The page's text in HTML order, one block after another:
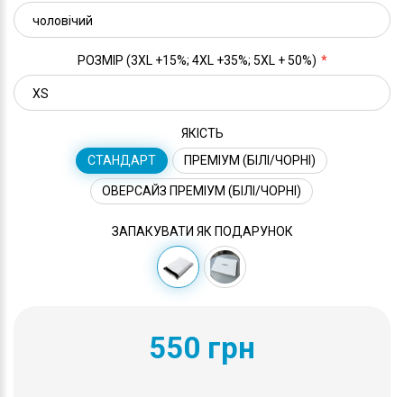
РОЗМІР (3XL +15%; 4XL +35%; 5XL + 50%)
ЯКІСТЬ
СТАНДАРТ
ПРЕМІУМ (БІЛІ/ЧОРНІ)
ОВЕРСАЙЗ ПРЕМІУМ (БІЛІ/ЧОРНІ)
ЗАПАКУВАТИ ЯК ПОДАРУНОК
550 грн